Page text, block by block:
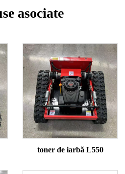
asociate
toner de iarbă L550